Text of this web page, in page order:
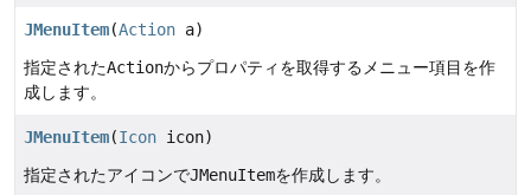
JMenuItem(Action a)
指定されたActionからプロパティを取得するメニュー項目を作
成します。
JMenuItem(Icon icon)
指定されたアイコンでJMenuItemを作成します。